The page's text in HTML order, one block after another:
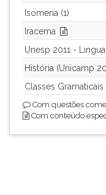
Isomeria (1)
Iracema
Unesp 2011 -
História (Unicamp
Classes Gramaticais
Com questões
Com conteúdo